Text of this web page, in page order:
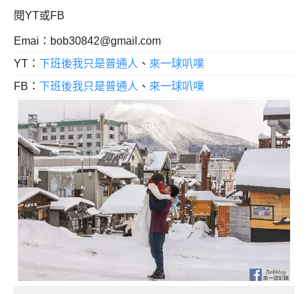
閱YT或FB
Emai： bob30842@gmail.com
YT： 下班後我只是普通人 、 來一球叭噗
FB： 下班後我只是普通人 、 來一球叭噗